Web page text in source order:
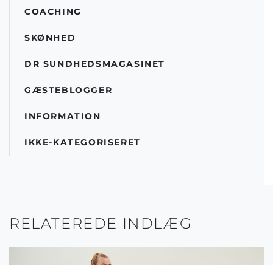
COACHING
SKØNHED
DR SUNDHEDSMAGASINET
GÆSTEBLOGGER
INFORMATION
IKKE-KATEGORISERET
RELATEREDE INDLÆG